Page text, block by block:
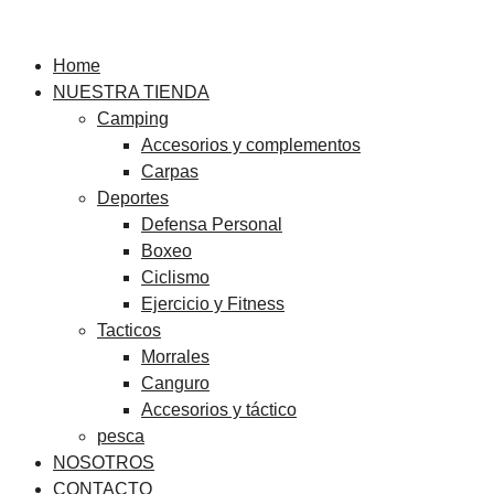
contenido
Home
NUESTRA TIENDA
Camping
Accesorios y complementos
Carpas
Deportes
Defensa Personal
Boxeo
Ciclismo
Ejercicio y Fitness
Tacticos
Morrales
Canguro
Accesorios y táctico
pesca
NOSOTROS
CONTACTO